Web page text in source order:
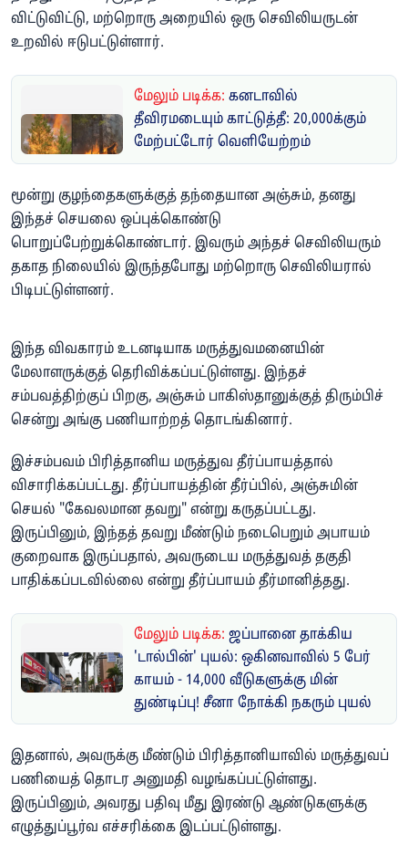
விட்டுவிட்டு, மற்றொரு அறையில் ஒரு செவிலியருடன்
உறவில் ஈடுபட்டுள்ளார்.
மேலும் படிக்க: கனடாவில்
தீவிரமடையும் காட்டுத்தீ: 20,000க்கும்
மேற்பட்டோர் வெளியேற்றம்
மூன்று குழந்தைகளுக்குத் தந்தையான அஞ்சும், தனது
இந்தச் செயலை ஒப்புக்கொண்டு
பொறுப்பேற்றுக்கொண்டார். இவரும் அந்தச் செவிலியரும்
தகாத நிலையில் இருந்தபோது மற்றொரு செவிலியரால்
பிடிபட்டுள்ளனர்.
இந்த விவகாரம் உடனடியாக மருத்துவமனையின்
மேலாளருக்குத் தெரிவிக்கப்பட்டுள்ளது. இந்தச்
சம்பவத்திற்குப் பிறகு, அஞ்சும் பாகிஸ்தானுக்குத் திரும்பிச்
சென்று அங்கு பணியாற்றத் தொடங்கினார்.
இச்சம்பவம் பிரித்தானிய மருத்துவ தீர்ப்பாயத்தால்
விசாரிக்கப்பட்டது. தீர்ப்பாயத்தின் தீர்ப்பில், அஞ்சுமின்
செயல் "கேவலமான தவறு" என்று கருதப்பட்டது.
இருப்பினும், இந்தத் தவறு மீண்டும் நடைபெறும் அபாயம்
குறைவாக இருப்பதால், அவருடைய மருத்துவத் தகுதி
பாதிக்கப்படவில்லை என்று தீர்ப்பாயம் தீர்மானித்தது.
மேலும் படிக்க: ஜப்பானை தாக்கிய
'டால்பின்' புயல்: ஒகினவாவில் 5 பேர்
காயம் - 14,000 வீடுகளுக்கு மின்
துண்டிப்பு! சீனா நோக்கி நகரும் புயல்
இதனால், அவருக்கு மீண்டும் பிரித்தானியாவில் மருத்துவப்
பணியைத் தொடர அனுமதி வழங்கப்பட்டுள்ளது.
இருப்பினும், அவரது பதிவு மீது இரண்டு ஆண்டுகளுக்கு
எழுத்துப்பூர்வ எச்சரிக்கை இடப்பட்டுள்ளது.